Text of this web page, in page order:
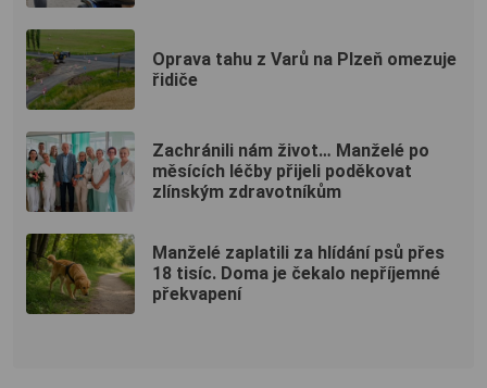
Oprava tahu z Varů na Plzeň omezuje
řidiče
Zachránili nám život… Manželé po
měsících léčby přijeli poděkovat
zlínským zdravotníkům
Manželé zaplatili za hlídání psů přes
18 tisíc. Doma je čekalo nepříjemné
překvapení